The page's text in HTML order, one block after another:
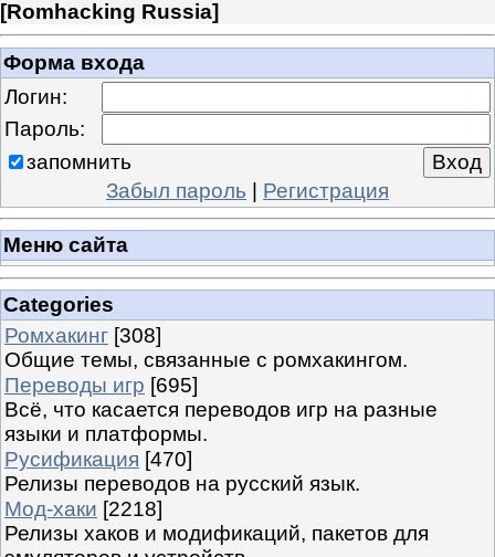
[Romhacking Russia]
Форма входа
Логин:
Пароль:
запомнить
Забыл пароль | Регистрация
Меню сайта
Categories
Ромхакинг [308]
Общие темы, связанные с ромхакингом.
Переводы игр [695]
Всё, что касается переводов игр на разные
языки и платформы.
Русификация [470]
Релизы переводов на русский язык.
Мод-хаки [2218]
Релизы хаков и модификаций, пакетов для